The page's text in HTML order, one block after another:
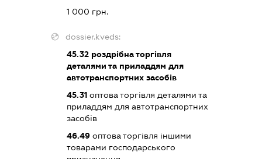
1 000 грн.
dossier.kveds:
45.32 роздрібна торгівля
деталями та приладдям для
автотранспортних засобів
45.31 оптова торгівля деталями та
приладдям для автотранспортних
засобів
46.49 оптова торгівля іншими
товарами господарського